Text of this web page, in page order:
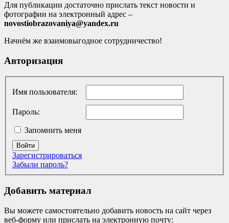
Для публикации достаточно прислать текст новости и
фотографии на электронный адрес –
novostiobrazovaniya@yandex.ru
Начнём же взаимовыгодное сотрудничество!
Авторизация
Имя пользователя:
Пароль:
Запомнить меня
Войти
Зарегистрироваться
Забыли пароль?
Добавить материал
Вы можете самостоятельно добавить новость на сайт через
веб-форму или прислать на электронную почту: